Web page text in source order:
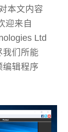
本文内容
迎来自
Ltd
我们所能
编辑程序